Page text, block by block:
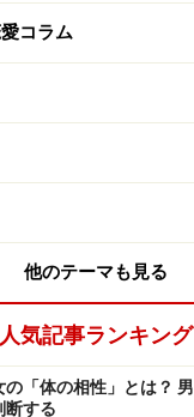
コラム
他のテーマも見る
人気記事ランキング
の「体の相性」とは？
断する